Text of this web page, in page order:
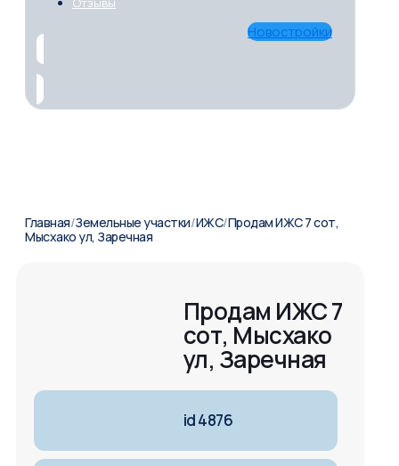
Новостройки
Главная/Земельные участки/ИЖС/Продам ИЖС 7 сот,
Мысхако ул, Заречная
Продам ИЖС 7
сот, Мысхако
ул, Заречная
id 4876